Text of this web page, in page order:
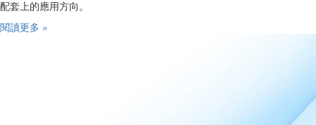
配套上的應用方向。
閱讀更多 »